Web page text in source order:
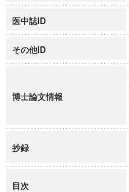
医中誌ID
その他ID
博士論文情報
抄録
目次